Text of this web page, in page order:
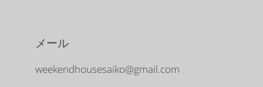
メール
weekendhousesaiko@gmail.com